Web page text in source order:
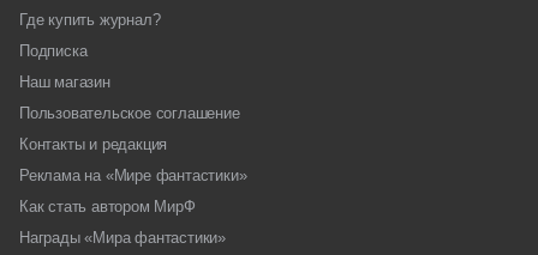
Где купить журнал?
Подписка
Наш магазин
Пользовательское соглашение
Контакты и редакция
Реклама на «Мире фантастики»
Как стать автором МирФ
Награды «Мира фантастики»